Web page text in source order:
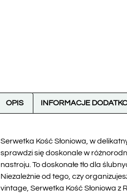
OPIS INFORMACJE
Serwetka Kość Słoniowa, w
sprawdzi się doskonale w
nastroju. To doskonałe tło dla
Niezależnie od tego, czy
vintage, Serwetka Kość Słoniowa z